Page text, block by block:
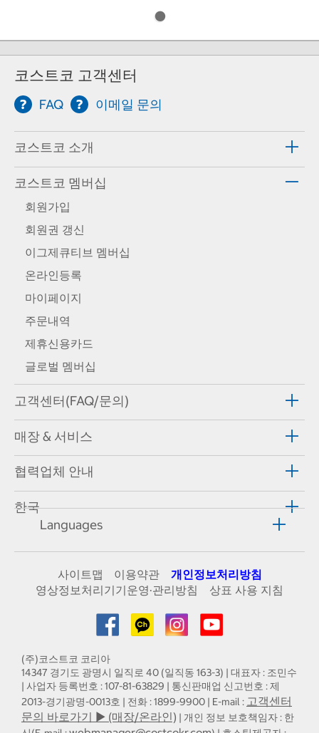
코스트코 고객센터
FAQ 이메일 문의
코스트코 소개
코스트코 멤버십
회원가입
회원권 갱신
이그제큐티브 멤버십
온라인등록
마이페이지
주문내역
제휴신용카드
글로벌 멤버십
고객센터(FAQ/문의)
매장 & 서비스
협력업체 안내
한국
Languages
사이트맵 이용약관
개인정보처리방침
영상정보처리기기운영·관리방침
상표 사용 지침
(주)코스트코 코리아
14347 경기도 광명시 일직로 40 (일직동 163-3) | 대표자 : 조민수
| 사업자 등록번호 : 107-81-63829 | 통신판매업 신고번호 : 제
2013-경기광명-0013호 | 전화 : 1899-9900 | E-mail : 고객센터
문의 바로가기 ▶ (매장/온라인) | 개인 정보 보호책임자 : 한